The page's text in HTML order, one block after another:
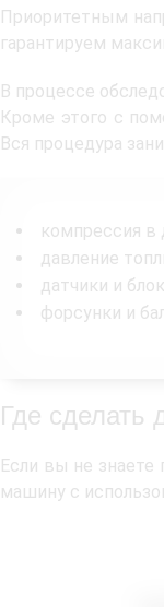
Приоритетным
гарантируем
В процессе
Кроме этого с
Вся процедура
компрессия в
давление
датчики и
форсунки и
Где сделать
Если вы не знаете
машину с